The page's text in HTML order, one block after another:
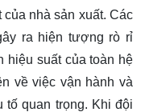
nhà sản xuất. Các
ra hiện tượng rò rỉ
hiệu suất của toàn hệ
về việc vận hành và
tố quan trọng. Khi đội